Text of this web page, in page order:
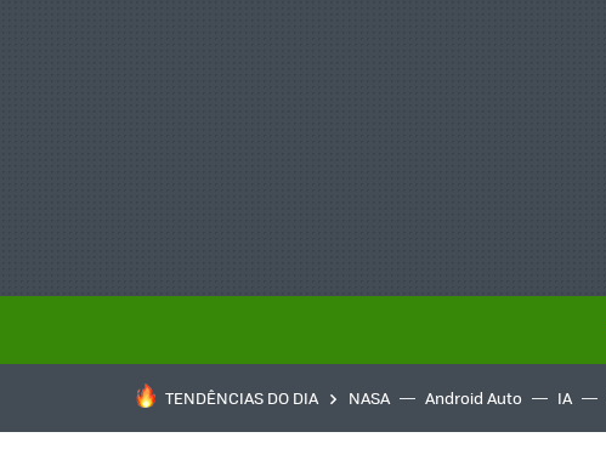
TENDÊNCIAS DO DIA NASA Android Auto IA